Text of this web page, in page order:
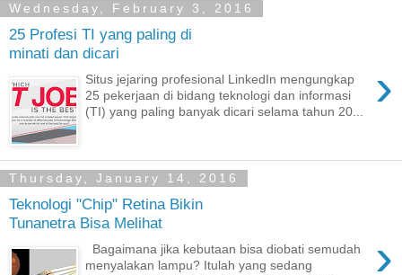
Wednesday, February 3, 2016
25 Profesi TI yang paling di
minati dan dicari
›
Situs jejaring profesional LinkedIn mengungkap
25 pekerjaan di bidang teknologi dan informasi
(TI) yang paling banyak dicari selama tahun 20...
Thursday, January 14, 2016
Teknologi "Chip" Retina Bikin
Tunanetra Bisa Melihat
›
Bagaimana jika kebutaan bisa diobati semudah
menyalakan lampu? Itulah yang sedang